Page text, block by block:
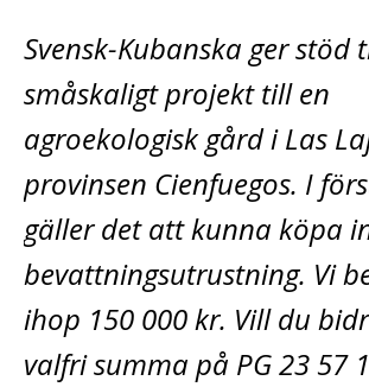
Svensk-Kubanska ger stöd
småskaligt projekt till en
agroekologisk gård i Las
provinsen Cienfuegos. I
gäller det att kunna köpa
bevattningsutrustning. Vi
ihop 150 000 kr. Vill du
valfri summa på PG 23 57